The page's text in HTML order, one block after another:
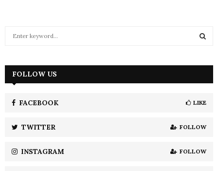
h
H
FOLLOW US
FACEBOOK LIKE
TWITTER FOLLOW
INSTAGRAM FOLLOW